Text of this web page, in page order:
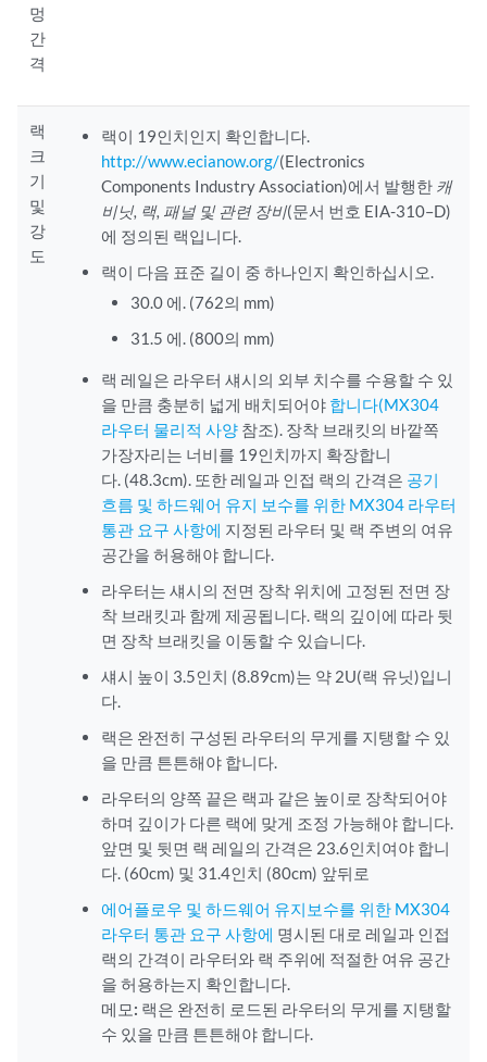
멍
간
격
랙
크
기
및
강
도
랙이 19인치인지 확인합니다.
http://www.ecianow.org/(Electronics
Components Industry Association)에서 발행한 캐
비닛, 랙, 패널 및 관련 장비(문서 번호 EIA-310–D)
에 정의된 랙입니다.
랙이 다음 표준 길이 중 하나인지 확인하십시오.
30.0 에. (762의 mm)
31.5 에. (800의 mm)
랙 레일은 라우터 섀시의 외부 치수를 수용할 수 있
을 만큼 충분히 넓게 배치되어야 합니다(MX304
라우터 물리적 사양참조). 장착 브래킷의 바깥쪽
가장자리는 너비를 19인치까지 확장합니
다. (48.3cm). 또한 레일과 인접 랙의 간격은 공기
흐름 및 하드웨어 유지 보수를 위한 MX304 라우터
통관 요구 사항에 지정된 라우터 및 랙 주변의 여유
공간을 허용해야 합니다.
라우터는 섀시의 전면 장착 위치에 고정된 전면 장
착 브래킷과 함께 제공됩니다. 랙의 깊이에 따라 뒷
면 장착 브래킷을 이동할 수 있습니다.
섀시 높이 3.5인치 (8.89cm)는 약 2U(랙 유닛)입니
다.
랙은 완전히 구성된 라우터의 무게를 지탱할 수 있
을 만큼 튼튼해야 합니다.
라우터의 양쪽 끝은 랙과 같은 높이로 장착되어야
하며 깊이가 다른 랙에 맞게 조정 가능해야 합니다.
앞면 및 뒷면 랙 레일의 간격은 23.6인치여야 합니
다. (60cm) 및 31.4인치 (80cm) 앞뒤로
에어플로우 및 하드웨어 유지보수를 위한 MX304
라우터 통관 요구 사항에 명시된 대로 레일과 인접
랙의 간격이 라우터와 랙 주위에 적절한 여유 공간
을 허용하는지 확인합니다.
메모: 랙은 완전히 로드된 라우터의 무게를 지탱할
수 있을 만큼 튼튼해야 합니다.